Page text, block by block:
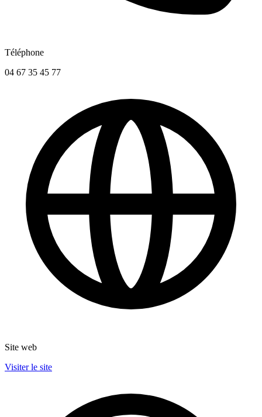
Téléphone
04 67 35 45 77
Site web
Visiter le site